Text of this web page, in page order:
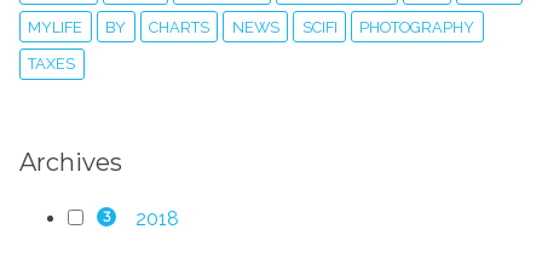
MYLIFE BY CHARTS NEWS SCIFI PHOTOGRAPHY
TAXES
Archives
3 2018